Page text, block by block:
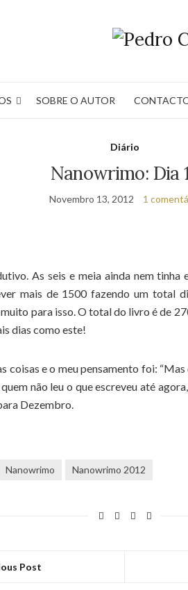
SOBRE O AUTOR
Diário
Nanowrimo: Dia
Novembro 13, 2012 1
As seis e meia ainda nem tinha
mais de 1500 fazendo um total
para isso. O total do livro é de
dias como este!
coisas e o meu pensamento foi:
não leu o que escreveu até
Dezembro.
Nanowrimo Nanowrimo 2012
Post